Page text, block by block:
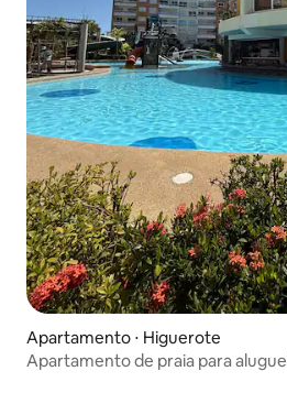
Apartamento ⋅ Higuerote
Apartamento de praia para aluguel